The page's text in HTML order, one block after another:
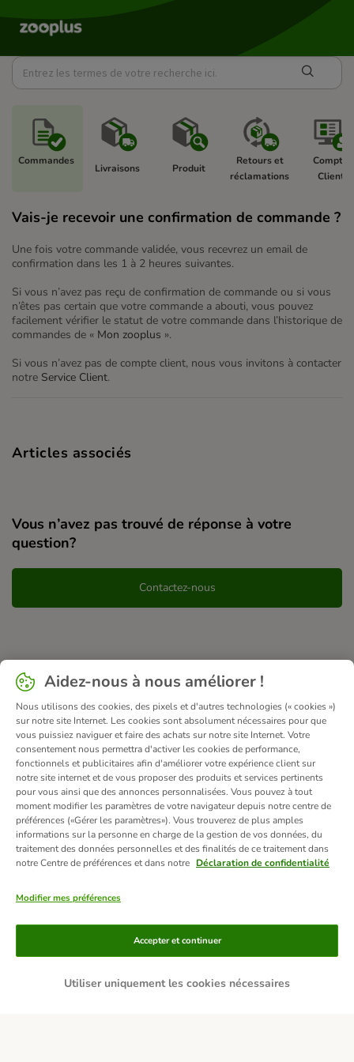
Commandes
Livraisons Produit
Retours et
réclamations
Compte
Client
Vais-je recevoir une confirmation de commande ?
Une fois votre commande validée, vous recevrez un email de
confirmation dans les 1 à 2 heures suivantes.
Si vous n’avez pas reçu de confirmation de commande ou si vous
n’êtes pas certain que votre commande a abouti, vous pouvez
facilement vérifier le statut de votre commande dans l’historique de
commandes de « Mon zooplus ».
Si vous n’avez pas de compte client, nous vous invitons à contacter
notre Service Client.
Articles associés
Vous n’avez pas trouvé de réponse à votre
question?
Contactez-nous
Moyens de paiement
Aidez-nous à nous améliorer !
Nous utilisons des cookies, des pixels et d'autres technologies (« cookies »)
sur notre site Internet. Les cookies sont absolument nécessaires pour que
vous puissiez naviguer et faire des achats sur notre site Internet. Votre
consentement nous permettra d'activer les cookies de performance,
fonctionnels et publicitaires afin d'améliorer votre expérience client sur
notre site internet et de vous proposer des produits et services pertinents
pour vous ainsi que des annonces personnalisées. Vous pouvez à tout
moment modifier les paramètres de votre navigateur depuis notre centre de
préférences («Gérer les paramètres»). Vous trouverez de plus amples
informations sur la personne en charge de la gestion de vos données, du
traitement des données personnelles et des finalités de ce traitement dans
notre Centre de préférences et dans notre Déclaration de confidentialité
Modifier mes préférences
Utiliser uniquement les cookies nécessaires
Accepter et continuer